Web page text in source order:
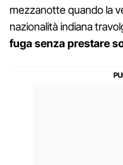
mezzanotte quando la
nazionalità indiana
fuga senza prestare